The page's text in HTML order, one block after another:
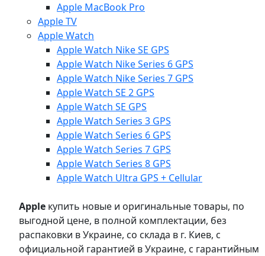
Apple MacBook Pro
Apple TV
Apple Watch
Apple Watch Nike SE GPS
Apple Watch Nike Series 6 GPS
Apple Watch Nike Series 7 GPS
Apple Watch SE 2 GPS
Apple Watch SE GPS
Apple Watch Series 3 GPS
Apple Watch Series 6 GPS
Apple Watch Series 7 GPS
Apple Watch Series 8 GPS
Apple Watch Ultra GPS + Cellular
Apple купить новые и оригинальные товары, по
выгодной цене, в полной комплектации, без
распаковки в Украине, со склада в г. Киев, с
официальной гарантией в Украине, с гарантийным